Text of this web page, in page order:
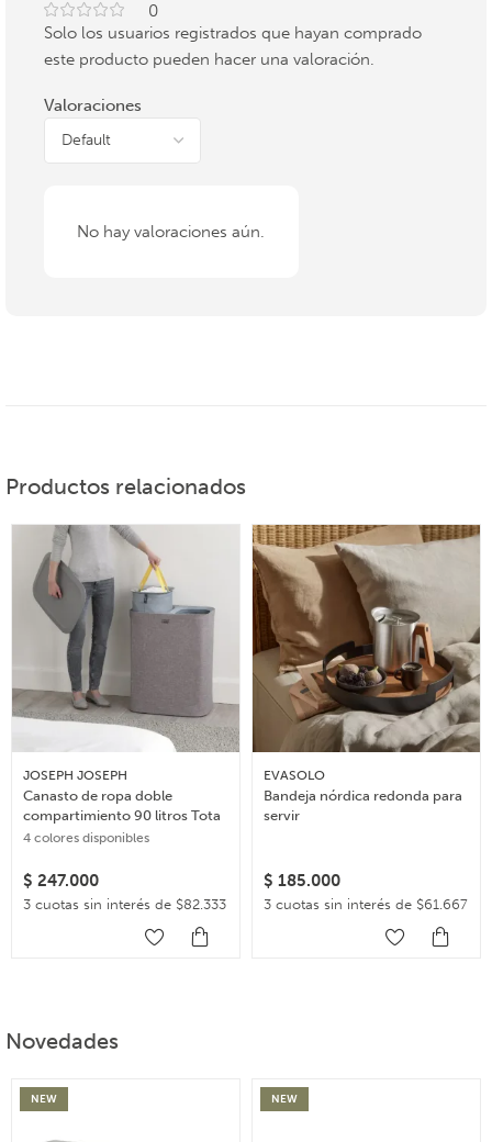
0
Valoraciones
No hay valoraciones aún.
Solo los usuarios registrados que hayan comprado
este producto pueden hacer una valoración.
Productos relacionados
JOSEPH JOSEPH
Canasto de ropa doble
compartimiento 90 litros Tota
4 colores disponibles
$ 247.000
3 cuotas sin interés de $82.333
EVASOLO
Bandeja nórdica redonda para
servir
$ 185.000
3 cuotas sin interés de $61.667
Novedades
NEW NEW